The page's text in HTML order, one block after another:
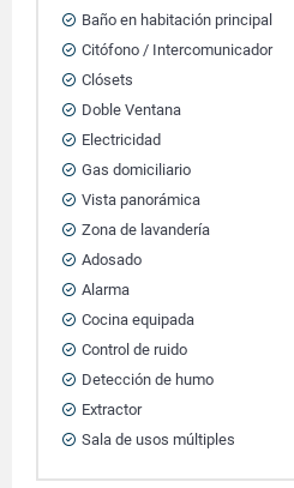
Baño en habitación principal
Citófono / Intercomunicador
Clósets
Doble Ventana
Electricidad
Gas domiciliario
Vista panorámica
Zona de lavandería
Adosado
Alarma
Cocina equipada
Control de ruido
Detección de humo
Extractor
Sala de usos múltiples